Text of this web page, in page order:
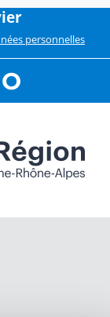
personnelles